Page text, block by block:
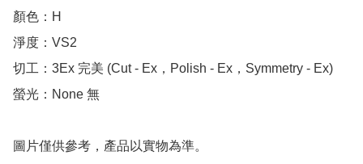
顏色：H
淨度：VS2
切工：3Ex 完美 (Cut - Ex，Polish - Ex，Symmetry - Ex)
螢光：None 無
圖片僅供參考，產品以實物為準。